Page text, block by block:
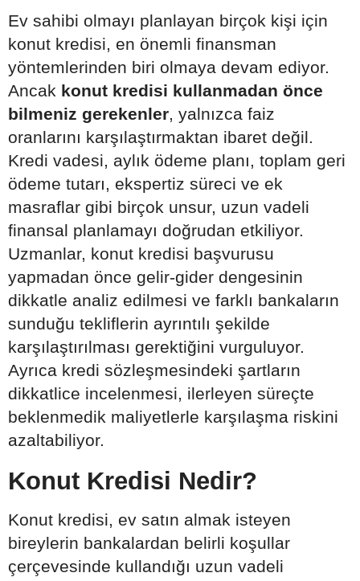
Ev sahibi olmayı planlayan birçok kişi için
konut kredisi, en önemli finansman
yöntemlerinden biri olmaya devam ediyor.
Ancak konut kredisi kullanmadan önce
bilmeniz gerekenler, yalnızca faiz
oranlarını karşılaştırmaktan ibaret değil.
Kredi vadesi, aylık ödeme planı, toplam geri
ödeme tutarı, ekspertiz süreci ve ek
masraflar gibi birçok unsur, uzun vadeli
finansal planlamayı doğrudan etkiliyor.
Uzmanlar, konut kredisi başvurusu
yapmadan önce gelir-gider dengesinin
dikkatle analiz edilmesi ve farklı bankaların
sunduğu tekliflerin ayrıntılı şekilde
karşılaştırılması gerektiğini vurguluyor.
Ayrıca kredi sözleşmesindeki şartların
dikkatlice incelenmesi, ilerleyen süreçte
beklenmedik maliyetlerle karşılaşma riskini
azaltabiliyor.
Konut Kredisi Nedir?
Konut kredisi, ev satın almak isteyen
bireylerin bankalardan belirli koşullar
çerçevesinde kullandığı uzun vadeli